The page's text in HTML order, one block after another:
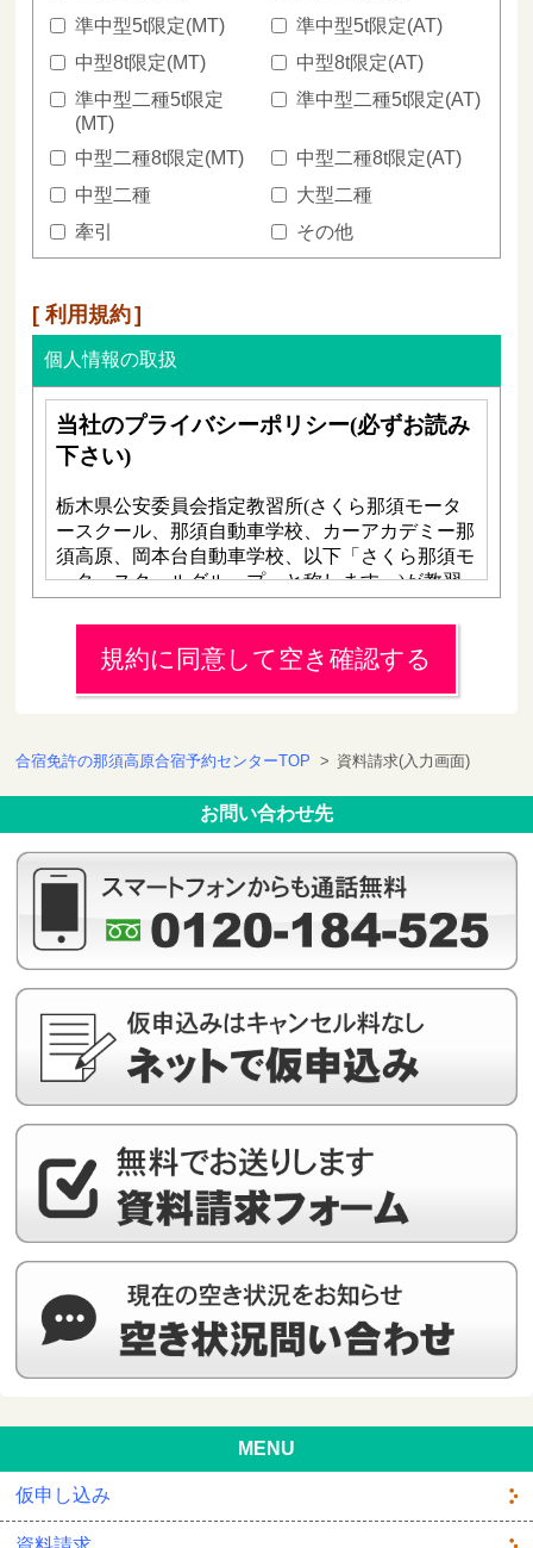
準中型5t限定(MT)
準中型5t限定(AT)
中型8t限定(MT)
中型8t限定(AT)
準中型二種5t限定
(MT)
準中型二種5t限定(AT)
中型二種8t限定(MT)
中型二種8t限定(AT)
中型二種
大型二種
牽引
その他
利用規約
個人情報の取扱
規約に同意して空き確認する
合宿免許の那須高原合宿予約センターTOP > 資料請求(入力画面)
お問い合わせ先
MENU
仮申し込み